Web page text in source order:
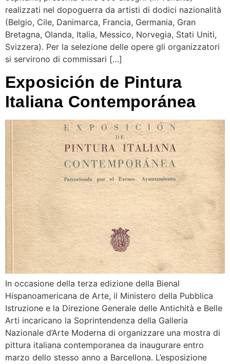
realizzati nel dopoguerra da artisti di dodici nazionalità
(Belgio, Cile, Danimarca, Francia, Germania, Gran
Bretagna, Olanda, Italia, Messico, Norvegia, Stati Uniti,
Svizzera). Per la selezione delle opere gli organizzatori
si servirono di commissari […]
Exposición de Pintura
Italiana Contemporánea
In occasione della terza edizione della Bienal
Hispanoamericana de Arte, il Ministero della Pubblica
Istruzione e la Direzione Generale delle Antichità e Belle
Arti incaricano la Soprintendenza della Galleria
Nazionale d’Arte Moderna di organizzare una mostra di
pittura italiana contemporanea da inaugurare entro
marzo dello stesso anno a Barcellona. L’esposizione